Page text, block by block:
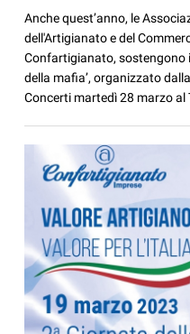
Anche quest’anno, le
dell'Artigianato e del
Confartigianato, sostengono
della mafia’, organizzato
Concerti martedì 28 marzo al